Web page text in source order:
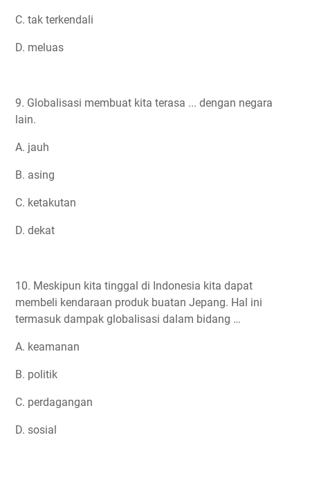
C. tak terkendali
D. meluas
9. Globalisasi membuat kita terasa ... dengan negara
lain.
A. jauh
B. asing
C. ketakutan
D. dekat
10. Meskipun kita tinggal di Indonesia kita dapat
membeli kendaraan produk buatan Jepang. Hal ini
termasuk dampak globalisasi dalam bidang …
A. keamanan
B. politik
C. perdagangan
D. sosial